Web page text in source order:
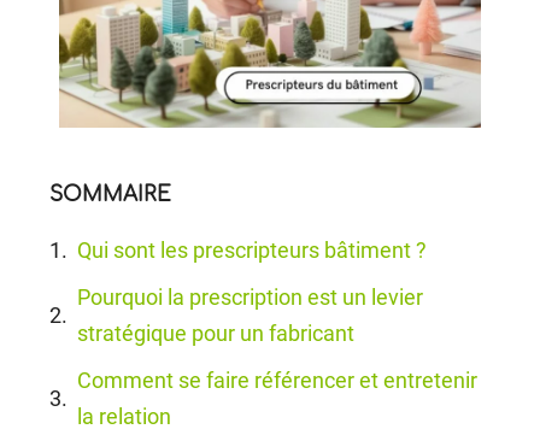
SOMMAIRE
Qui sont les prescripteurs bâtiment ?
Pourquoi la prescription est un levier
stratégique pour un fabricant
Comment se faire référencer et entretenir
la relation